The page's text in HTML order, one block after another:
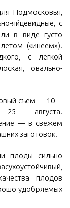
Подмосковья,
яйцевидные, с
в виде густо
(«инеем»).
с легкой
овально-
съем — 10—
августа.
— в свежем
заготовок.
плоды сильно
плодов
удобряемых